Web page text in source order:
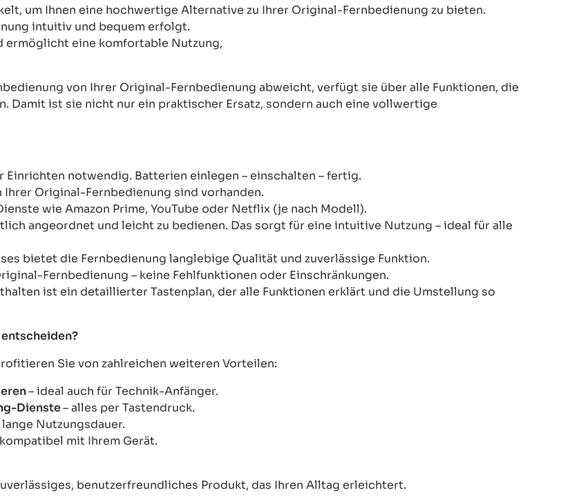
um Ihnen eine hochwertige Alternative zu Ihrer Original-Fernbedienung zu bieten.
intuitiv und bequem erfolgt.
ermöglicht eine komfortable Nutzung,
von Ihrer Original-Fernbedienung abweicht, verfügt sie über alle Funktionen, die
Damit ist sie nicht nur ein praktischer Ersatz, sondern auch eine vollwertige
Einrichten notwendig. Batterien einlegen – einschalten – fertig.
Ihrer Original-Fernbedienung sind vorhanden.
wie Amazon Prime, YouTube oder Netflix (je nach Modell).
angeordnet und leicht zu bedienen. Das sorgt für eine intuitive Nutzung – ideal für alle
bietet die Fernbedienung langlebige Qualität und zuverlässige Funktion.
Fernbedienung – keine Fehlfunktionen oder Einschränkungen.
ist ein detaillierter Tastenplan, der alle Funktionen erklärt und die Umstellung so
Sie von zahlreichen weiteren Vorteilen:
– ideal auch für Technik-Anfänger.
Dienste– alles per Tastendruck.
Nutzungsdauer.
mit Ihrem Gerät.
benutzerfreundliches Produkt, das Ihren Alltag erleichtert.